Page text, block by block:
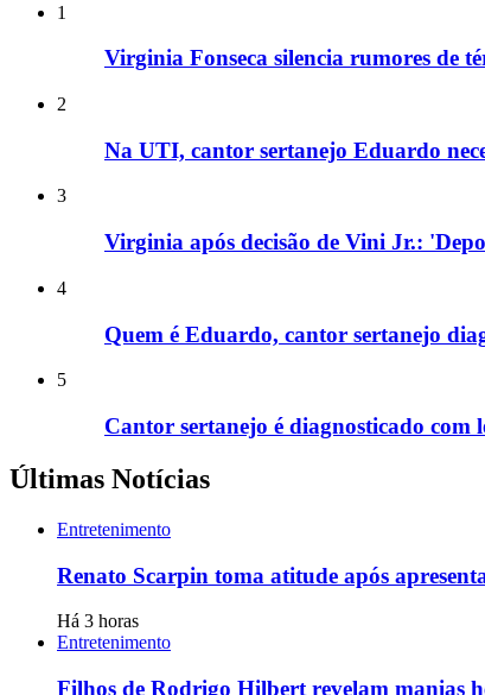
1
Virginia Fonseca silencia rumores de
2
Na UTI, cantor sertanejo Eduardo
3
Virginia após decisão de Vini Jr.:
4
Quem é Eduardo, cantor sertanejo
5
Cantor sertanejo é diagnosticado com
Últimas Notícias
Entretenimento
Renato Scarpin toma atitude após
Há 3 horas
Entretenimento
Filhos de Rodrigo Hilbert revelam manias